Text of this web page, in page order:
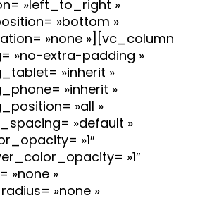
»left_to_right »
»bottom »
»none »][vc_column
»no-extra-padding »
»inherit »
»inherit »
»all »
»default »
»1″
»1″
»none »
»none »